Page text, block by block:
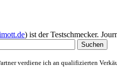
) ist der Testschmecker.
verdiene ich an qualifizierten